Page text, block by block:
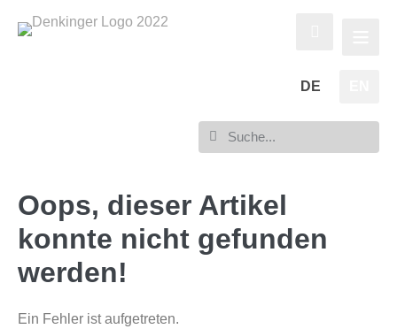
DE
Oops, dieser Artikel
konnte nicht gefunden
werden!
Ein Fehler ist aufgetreten.